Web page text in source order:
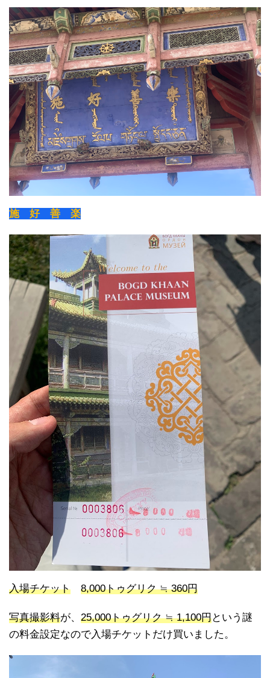
施 好 善 楽
入場チケット 8,000トゥグリク ≒ 360円
写真撮影料が、 25,000トゥグリク ≒1,100円という謎
の料金設定なので入場チケットだけ買いました。